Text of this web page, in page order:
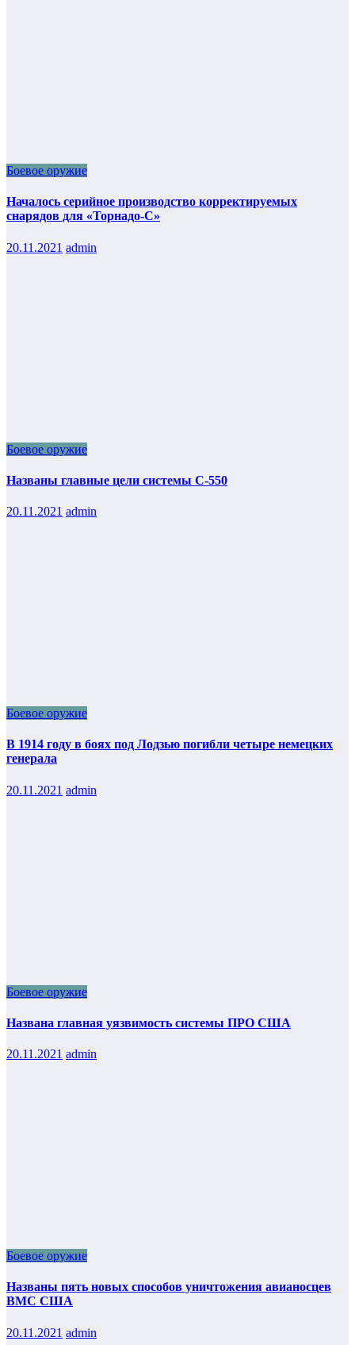
Боевое оружие
Началось серийное производство корректируемых
снарядов для «Торнадо-С»
20.11.2021 admin
Боевое оружие
Названы главные цели системы С-550
20.11.2021 admin
Боевое оружие
В 1914 году в боях под Лодзью погибли четыре немецких
генерала
20.11.2021 admin
Боевое оружие
Названа главная уязвимость системы ПРО США
20.11.2021 admin
Боевое оружие
Названы пять новых способов уничтожения авианосцев
ВМС США
20.11.2021 admin